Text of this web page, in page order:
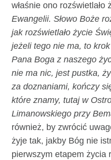
właśnie ono rozświetlało
Ewangelii. Słowo Boże
jak rozświetlało życie
jeżeli tego nie ma, to
Pana Boga z naszego
nie ma nic, jest pustka,
za doznaniami, kończy
które znamy, tutaj w
Limanowskiego przy
również, by zwrócić
żyje tak, jakby Bóg nie
pierwszym etapem życia